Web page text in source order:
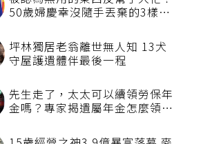
被認為無用的東西反幫了大忙！
50歲婦慶幸沒隨手丟棄的3樣物
坪林獨居老翁離世無人知 13犬
守屋護遺體伴最後一程
先生走了，太太可以續領勞保年
看順位還要看資格